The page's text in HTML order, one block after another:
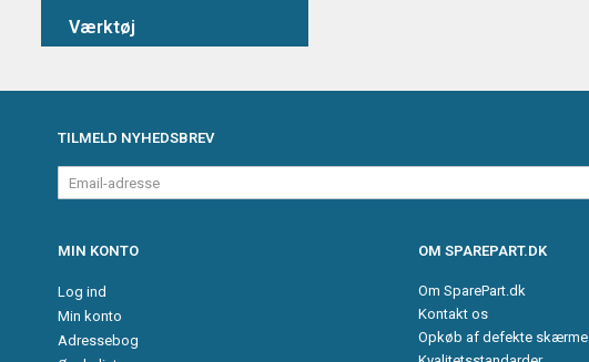
Værktøj
TILMELD NYHEDSBREV
Email-
adresse
MIN KONTO
Log ind
Min konto
Adressebog
OM SPAREPART.DK
Om SparePart.dk
Kontakt os
Opkøb af defekte skærme